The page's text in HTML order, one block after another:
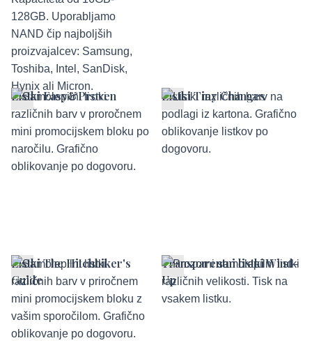
Listki Easy&Proven Listki Tiny Changes
Listki The Hitchhiker's
Guide
Transparentni listki Wind-
Up